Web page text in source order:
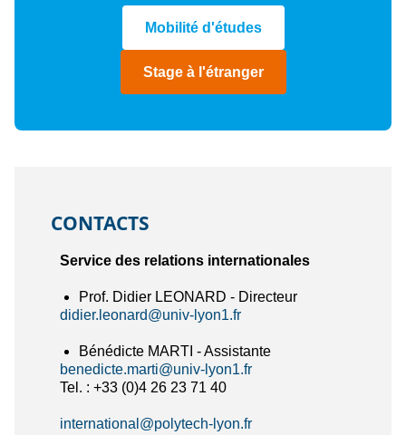
Mobilité d'études
Stage à l'étranger
CONTACTS
Service des relations internationales
Prof. Didier LEONARD - Directeur
didier.leonard@univ-lyon1.fr
Bénédicte MARTI - Assistante
benedicte.marti@univ-lyon1.fr
Tel. : +33 (0)4 26 23 71 40
international@polytech-lyon.fr